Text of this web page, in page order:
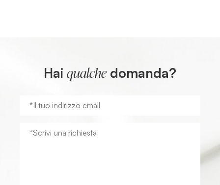
Hai qualchedomanda?